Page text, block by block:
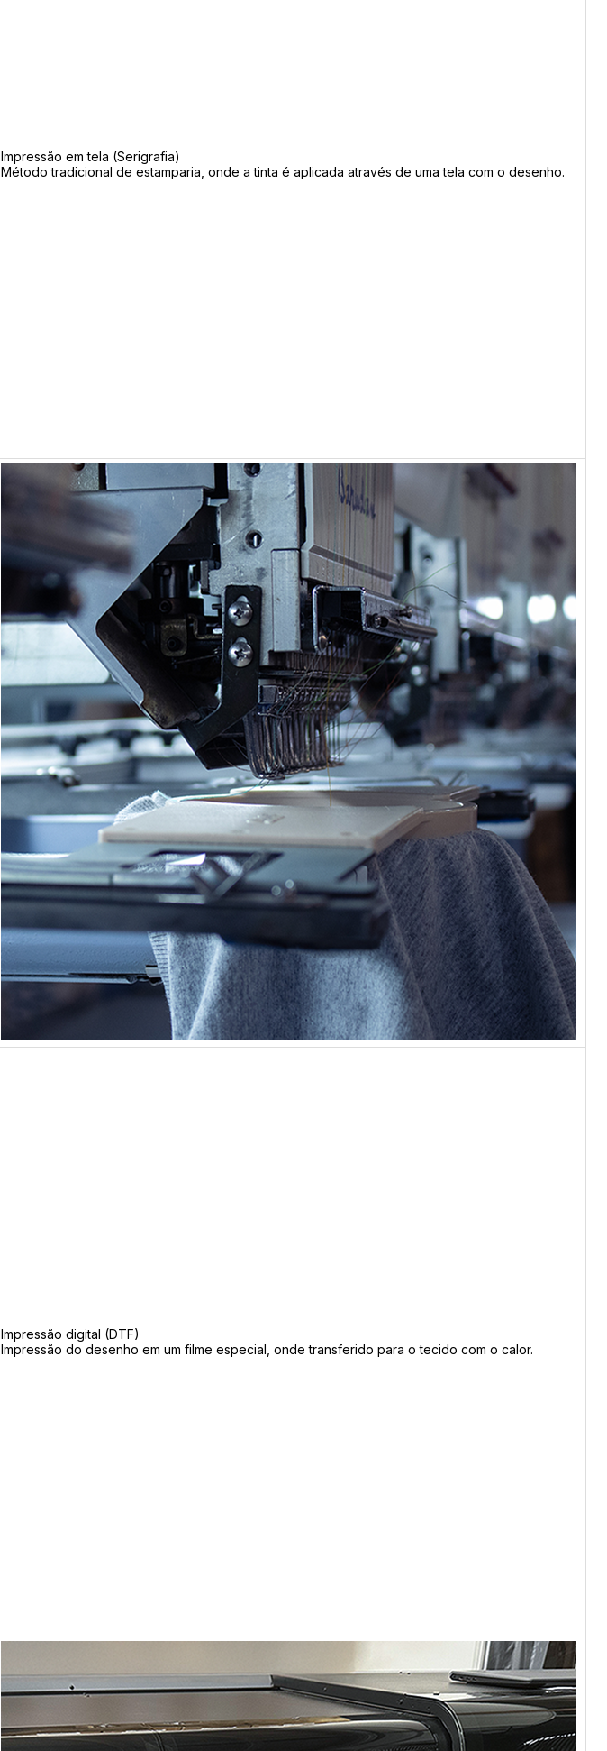
Impressão em tela (Serigrafia)
Método tradicional de estamparia, onde a tinta é aplicada através de uma tela com o desenho.
Impressão digital (DTF)
Impressão do desenho em um filme especial, onde transferido para o tecido com o calor.